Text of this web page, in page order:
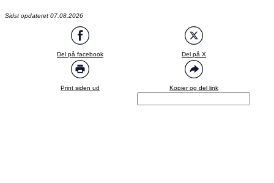
Sidst opdateret 07.08.2026
Del på facebook Del på X
Print siden ud Kopier og del link